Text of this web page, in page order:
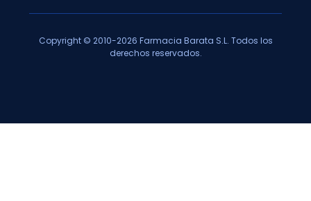
Copyright © 2010-2026 Farmacia Barata S.L. Todos los
derechos reservados.